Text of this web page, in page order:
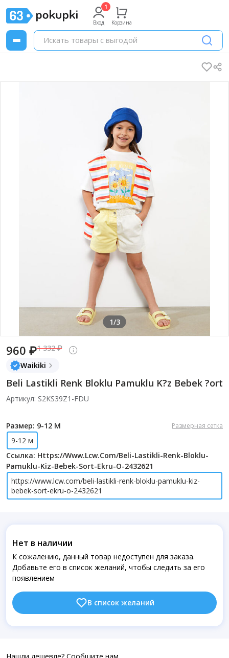
Вход Корзина
1/3
960 ₽1 332 ₽
Waikiki
Beli Lastikli Renk Bloklu Pamuklu K?z Bebek ?ort
Артикул: S2KS39Z1-FDU
Размер: 9-12 М Размерная сетка
9-12 м
Ссылка: Https://www.lcw.com/beli-Lastikli-Renk-Bloklu-
Pamuklu-Kiz-Bebek-Sort-Ekru-O-2432621
https://www.lcw.com/beli-lastikli-renk-bloklu-pamuklu-kiz-
bebek-sort-ekru-o-2432621
Нет в наличии
К сожалению, данный товар недоступен для заказа.
Добавьте его в список желаний, чтобы следить за его
появлением
В список желаний